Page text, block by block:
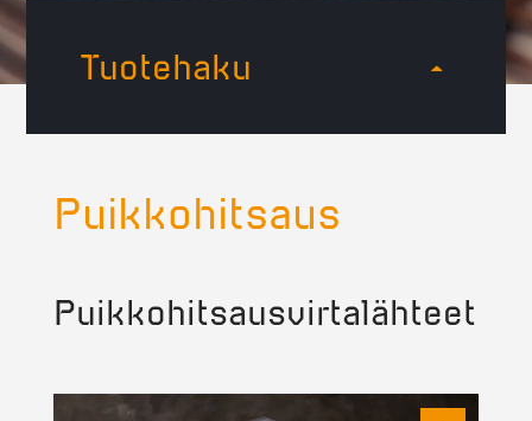
Tuotehaku
Puikkohitsaus
Puikkohitsausvirtalähteet